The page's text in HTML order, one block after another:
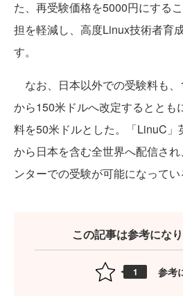
た、再受験価格を5000円にする
担を軽減し、高度Linux技術者育
す。
なお、日本以外での受験料も
から150米ドルへ改定するととも
料を50米ドルとした。「LinuC
から日本を含む全世界へ配信さ
ンターでの受験が可能になってい
この記事は参考にな
1 参考